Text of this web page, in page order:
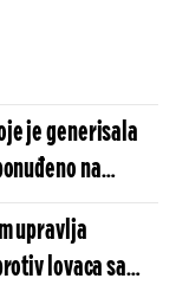
je generisala
na
naselo je
upravlja
lovaca sa